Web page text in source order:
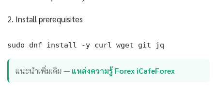
2. Install prerequisites
sudo dnf install -y curl wget git jq
แนะนำเพิ่มเติม — แหล่งความรู้ Forex iCafeForex